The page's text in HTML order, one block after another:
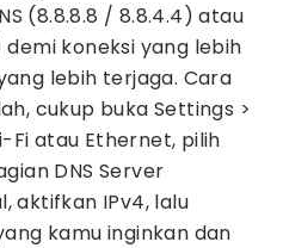
(8.8.8.8 / 8.8.4.4) atau
demi koneksi yang lebih
lebih terjaga. Cara
cukup buka Settings >
Fi atau Ethernet, pilih
DNS Server
aktifkan IPv4, lalu
kamu inginkan dan